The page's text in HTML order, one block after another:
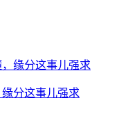
分这事儿强求